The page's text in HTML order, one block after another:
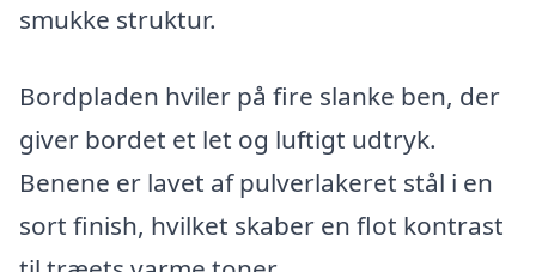
smukke struktur.
Bordpladen hviler på fire slanke ben, der
giver bordet et let og luftigt udtryk.
Benene er lavet af pulverlakeret stål i en
sort finish, hvilket skaber en flot kontrast